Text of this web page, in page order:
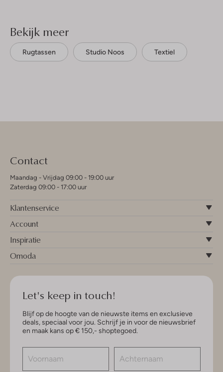
Bekijk meer
Rugtassen Studio Noos Textiel
Contact
Maandag - Vrijdag 09:00 - 19:00 uur
Zaterdag 09:00 - 17:00 uur
Klantenservice
Account
Inspiratie
Omoda
Let's keep in touch!
Blijf op de hoogte van de nieuwste items en exclusieve
deals, speciaal voor jou. Schrijf je in voor de nieuwsbrief
en maak kans op € 150,- shoptegoed.